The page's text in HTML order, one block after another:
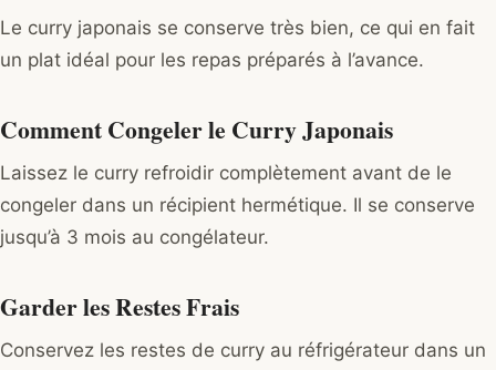
Le curry japonais se conserve très bien, ce qui en fait
un plat idéal pour les repas préparés à l’avance.
Comment Congeler le Curry Japonais
Laissez le curry refroidir complètement avant de le
congeler dans un récipient hermétique. Il se conserve
jusqu’à 3 mois au congélateur.
Garder les Restes Frais
Conservez les restes de curry au réfrigérateur dans un